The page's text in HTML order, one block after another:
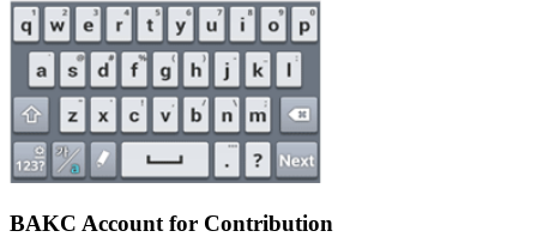
BAKC Account for Contribution